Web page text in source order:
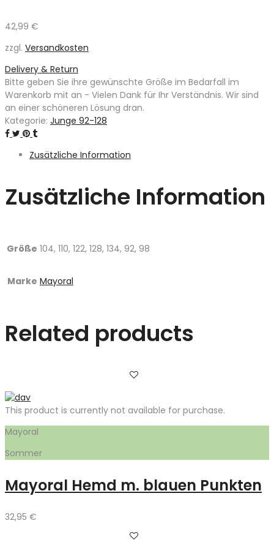
42,99 €
zzgl. Versandkosten
Delivery & Return
Bitte geben Sie ihre gewünschte Größe im Bedarfall im
Warenkorb mit an - Vielen Dank für Ihr Verständnis. Wir sind
an einer schöneren Lösung dran.
Kategorie: Junge 92-128
Zusätzliche Information
Zusätzliche Information
Größe 104, 110, 122, 128, 134, 92, 98
Marke Mayoral
Related products
This product is currently not available for purchase.
Mayoral
Sommer
Mayoral Hemd m. blauen Punkten
32,95 €